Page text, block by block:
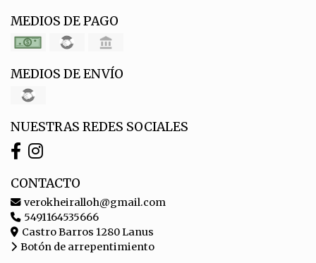
MEDIOS DE PAGO
MEDIOS DE ENVÍO
NUESTRAS REDES SOCIALES
CONTACTO
verokheiralloh@gmail.com
5491164535666
Castro Barros 1280 Lanus
Botón de arrepentimiento